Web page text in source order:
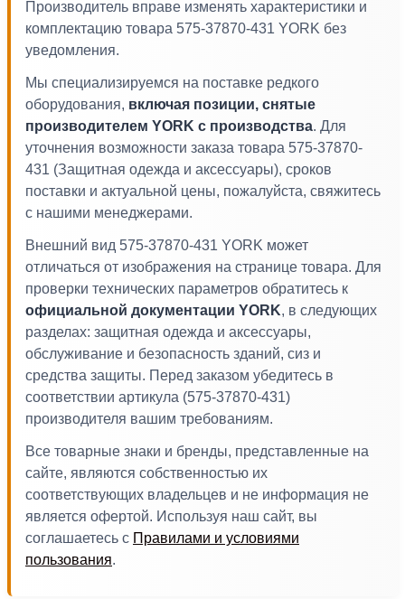
Производитель вправе изменять характеристики и
комплектацию товара 575-37870-431 YORK без
уведомления.
Мы специализируемся на поставке редкого
оборудования, включая позиции, снятые
производителем YORK с производства. Для
уточнения возможности заказа товара 575-37870-
431 (Защитная одежда и аксессуары), сроков
поставки и актуальной цены, пожалуйста, свяжитесь
с нашими менеджерами.
Внешний вид 575-37870-431 YORK может
отличаться от изображения на странице товара. Для
проверки технических параметров обратитесь к
официальной документации YORK, в следующих
разделах: защитная одежда и аксессуары,
обслуживание и безопасность зданий, сиз и
средства защиты. Перед заказом убедитесь в
соответствии артикула (575-37870-431)
производителя вашим требованиям.
Все товарные знаки и бренды, представленные на
сайте, являются собственностью их
соответствующих владельцев и не информация не
является офертой. Используя наш сайт, вы
соглашаетесь с Правилами и условиями
пользования.